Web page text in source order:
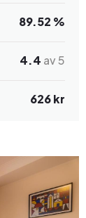
89.52 %
4.4 av 5
626 kr